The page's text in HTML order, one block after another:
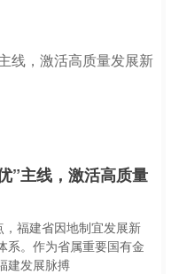
”主线，激活高质量
，福建省因地制宜发展新
系。作为省属重要国有金
建发展脉搏